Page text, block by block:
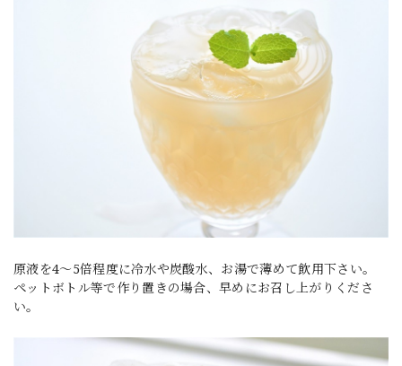
原液を4～5倍程度に冷水や炭酸水、お湯で薄めて飲用下さい。
ペットボトル等で作り置きの場合、早めにお召し上がりくださ
い。